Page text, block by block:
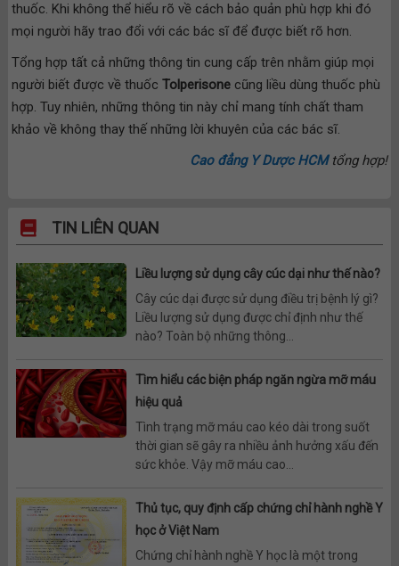
thuốc. Khi không thể hiểu rõ về cách bảo quản phù hợp khi đó
mọi người hãy trao đổi với các bác sĩ để được biết rõ hơn.
Tổng hợp tất cả những thông tin cung cấp trên nhằm giúp mọi
người biết được về thuốcTolperisone cũng liều dùng thuốc phù
hợp. Tuy nhiên, những thông tin này chỉ mang tính chất tham
khảo về không thay thế những lời khuyên của các bác sĩ.
Cao đẳng Y Dược HCMtổng hợp!
TIN LIÊN QUAN
Liều lượng sử dụng cây cúc dại như thế nào?
Cây cúc dại được sử dụng điều trị bệnh lý gì?
Liều lượng sử dụng được chỉ định như thế
nào? Toàn bộ những thông...
Tìm hiểu các biện pháp ngăn ngừa mỡ máu
hiệu quả
Tình trạng mỡ máu cao kéo dài trong suốt
thời gian sẽ gây ra nhiều ảnh hưởng xấu đến
sức khỏe. Vậy mỡ máu cao...
Thủ tục, quy định cấp chứng chỉ hành nghề Y
học ở Việt Nam
Chứng chỉ hành nghề Y học là một trong